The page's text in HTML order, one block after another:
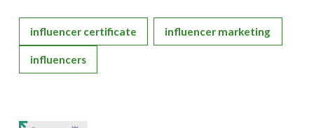
influencer certificate influencer marketing
influencers